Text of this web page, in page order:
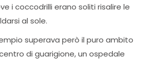
i coccodrilli erano soliti risalire le
al sole.
superava però il puro ambito
di guarigione, un ospedale